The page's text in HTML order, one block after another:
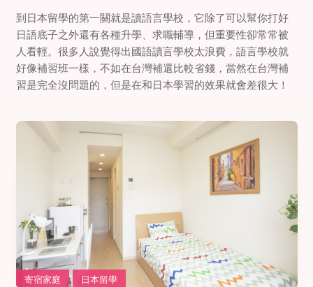
到日本留學的第一關就是讀語言學校，它除了可以幫你打好
日語底子之外還有各種升學、求職輔導，但重要性卻常常被
人看輕。很多人說覺得出國語讀言學校太浪費，語言學校就
好像補習班一樣，不如在台灣補還比較省錢，當然在台灣補
習是完全沒問題的，但是在和日本學習的效果就會差很大！
寄宿家庭 日本留學